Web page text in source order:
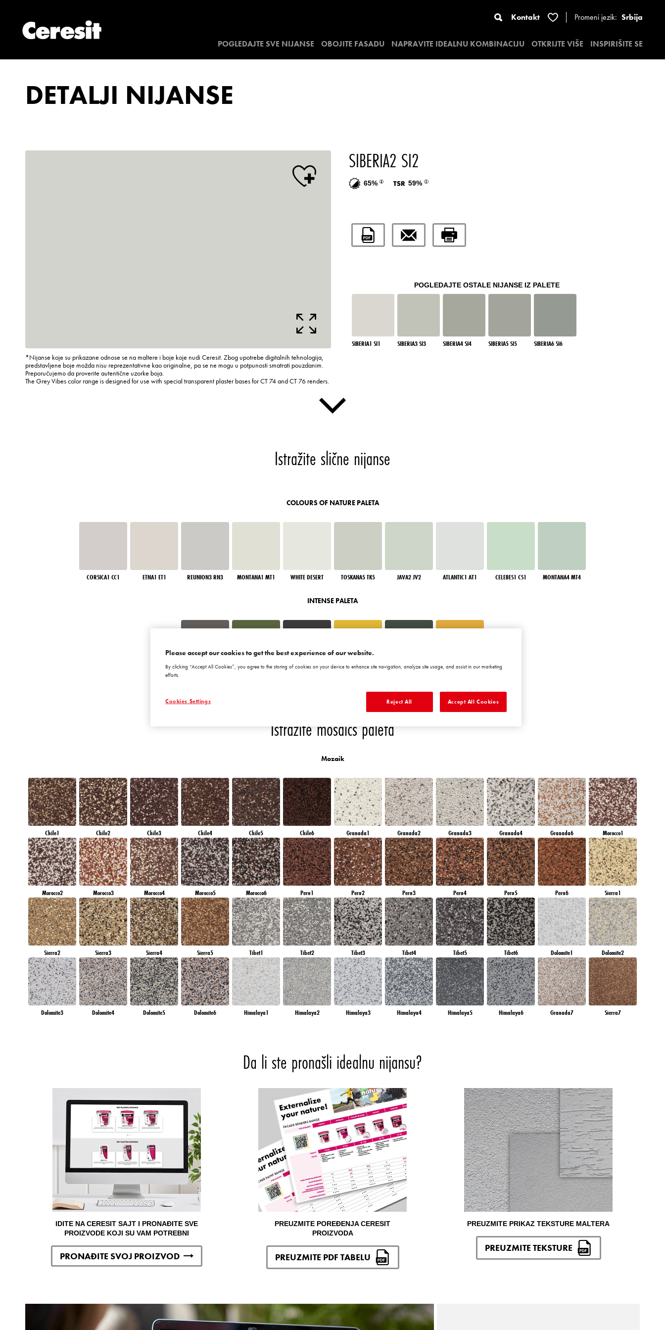
Kontakt Promeni jezik: Srbija
POGLEDAJTE SVE NIJANSE OBOJITE FASADU NAPRAVITE IDEALNU KOMBINACIJU OTKRIJTE VIŠE INSPIRIŠITE SE
DETALJI NIJANSE
*Nijanse koje su prikazane odnose se na maltere i boje koje nudi Ceresit. Zbog upotrebe digitalnih tehnologija,
predstavljene boje možda nisu reprezentativne kao originalne, pa se ne mogu u potpunosti smatrati pouzdanim.
Preporučujemo da proverite autentične uzorke boja.
The Grey Vibes color range is designed for use with special transparent plaster bases for CT 74 and CT 76 renders.
SIBERIA2 SI2
65% 59%
POGLEDAJTE OSTALE NIJANSE IZ PALETE
SIBERIA1 SI1 SIBERIA3 SI3 SIBERIA4 SI4 SIBERIA5 SI5 SIBERIA6 SI6
Istražite slične nijanse
COLOURS OF NATURE PALETA
CORSICA1 CC1 ETNA1 ET1 REUNION3 RN3 MONTANA1 MT1 WHITE DESERT TOSKANA5 TK5 JAVA2 JV2 ATLANTIC1 AT1 CELEBES1 CS1 MONTANA4 MT4
INTENSE PALETA
Istražite mosaics paleta
Mozaik
Chile1 Chile2 Chile3 Chile4 Chile5 Chile6 Granada1 Granada2 Granada3 Granada4 Granada6 Morocco1
Morocco2 Morocco3 Morocco4 Morocco5 Morocco6 Peru1 Peru2 Peru3 Peru4 Peru5 Peru6 Sierra1
Sierra2 Sierra3 Sierra4 Sierra5 Tibet1 Tibet2 Tibet3 Tibet4 Tibet5 Tibet6 Dolomite1 Dolomite2
Dolomite3 Dolomite4 Dolomite5 Dolomite6 Himalaya1 Himalaya2 Himalaya3 Himalaya4 Himalaya5 Himalaya6 Granada7 Sierra7
Da li ste pronašli idealnu nijansu?
IDITE NA CERESIT SAJT I PRONAĐITE SVE
PROIZVODE KOJI SU VAM POTREBNI
PRONAĐITE SVOJ PROIZVOD
PREUZMITE POREĐENJA CERESIT
PROIZVODA
PREUZMITE PDF TABELU
PREUZMITE PRIKAZ TEKSTURE MALTERA
PREUZMITE TEKSTURE
Please accept our cookies to get the best experience of our website.
By clicking “Accept All Cookies”, you agree to the storing of cookies on your device to enhance site navigation, analyze site usage, and assist in our marketing
efforts.
Cookies Settings Reject All Accept All Cookies